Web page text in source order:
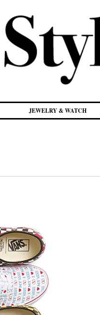
JEWELRY & WATCH